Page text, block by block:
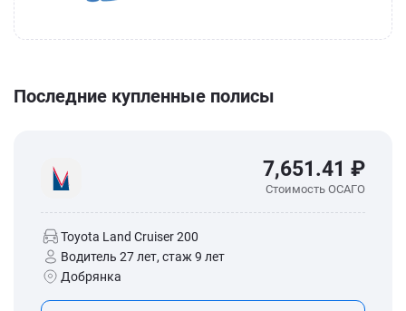
Последние купленные полисы
7,651.41 ₽
Стоимость ОСАГО
Toyota Land Cruiser 200
Водитель 27 лет, стаж 9 лет
Добрянка